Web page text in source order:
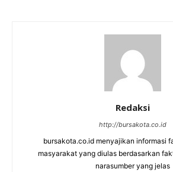
Redaksi
http://bursakota.co.id
bursakota.co.id menyajikan informasi
masyarakat yang diulas berdasarkan
narasumber yang jelas